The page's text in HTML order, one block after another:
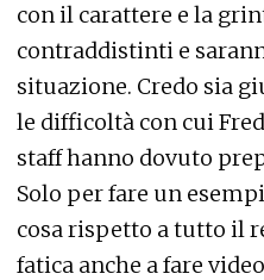
con il carattere e la
contraddistinti e
situazione. Credo sia
le difficoltà con cui
staff hanno dovuto
Solo per fare un
cosa rispetto a tutto il
fatica anche a fare